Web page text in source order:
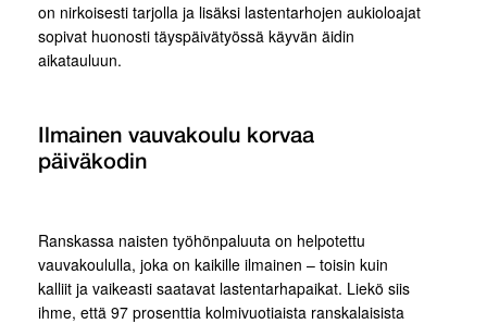
on nirkoisesti tarjolla ja lisäksi lastentarhojen aukioloajat
sopivat huonosti täyspäivätyössä käyvän äidin
aikatauluun.
Ilmainen vauvakoulu korvaa
päiväkodin
Ranskassa naisten työhönpaluuta on helpotettu
vauvakoululla, joka on kaikille ilmainen – toisin kuin
kalliit ja vaikeasti saatavat lastentarhapaikat. Liekö siis
ihme, että 97 prosenttia kolmivuotiaista ranskalaisista